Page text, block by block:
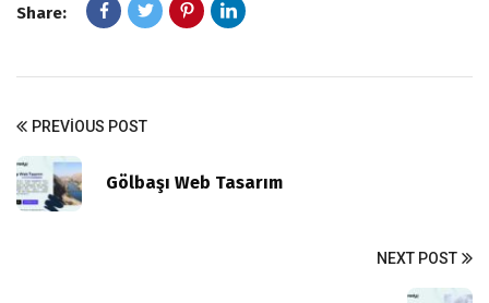
Share:
PREVIOUS POST
Gölbaşı Web Tasarım
NEXT POST